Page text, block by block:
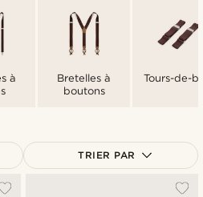
à
Bretelles à
boutons
Tours-de-
TRIER PAR